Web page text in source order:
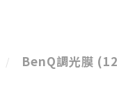
BenQ調光膜